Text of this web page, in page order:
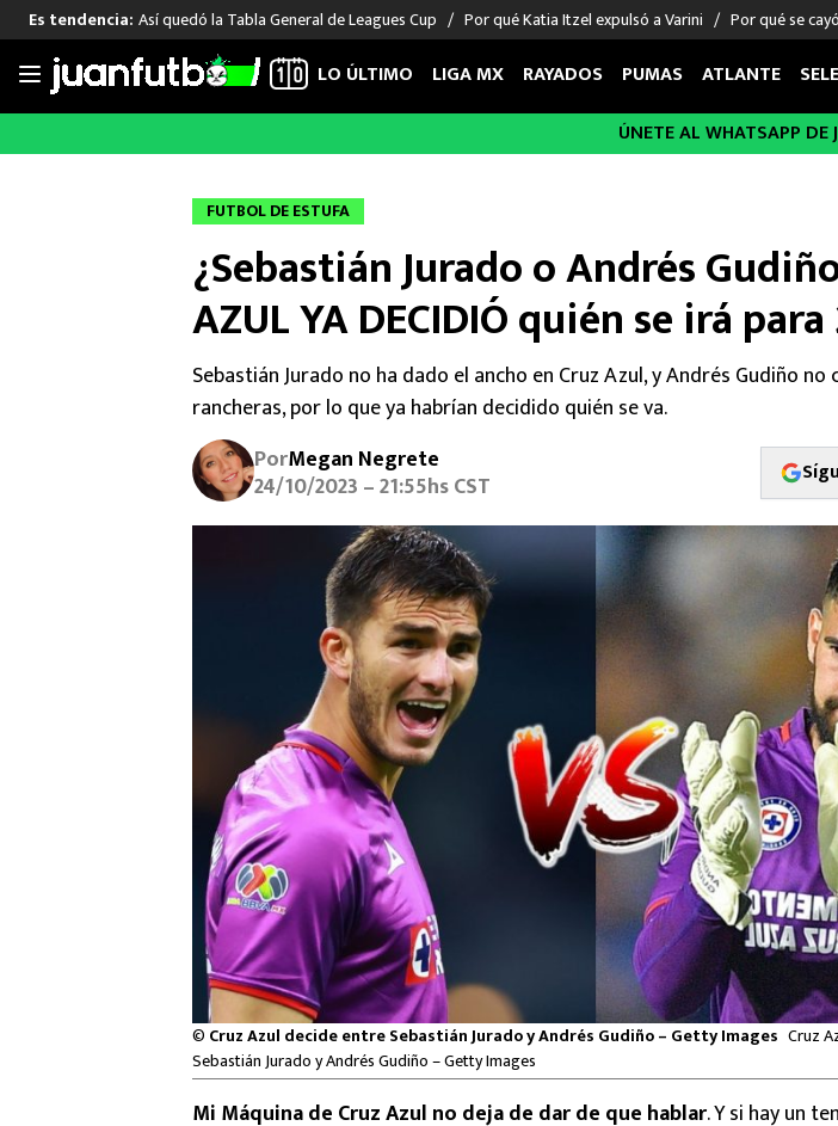
Saltar
Es tendencia: Así quedó la Tabla General de Leagues Cup Por qué Katia Itzel expulsó a Varini Por qué se
LIGA MX
Chivas de Guadalajara
FUT INTERNACIONAL
Las Noticias
Selección Mexicana
Champions League
Real Madrid
Barcelona
MEXICANOS EN EL EXTRANJERO
Memo Ochoa
Chino Huerta
Edson Álvarez
Santiago Giménez
Rodrigo Huescas
FIGURAS
Sergio
André
LO ÚLTIMO LIGA MX RAYADOS PUMAS ATLANTE
ÚNETE AL WHATSAPP DE
FUTBOL DE ESTUFA
¿Sebastián Jurado o Andrés
AZUL YA DECIDIÓ quién se irá
Sebastián Jurado no ha dado el ancho en Cruz Azul, y Andrés Gudiño no
rancheras, por lo que ya habrían decidido quién se va.
PorMegan Negrete
24/10/2023 – 21:55hs CST
© Cruz Azul decide entre Sebastián Jurado y Andrés Gudiño – Getty Images Cruz
Sebastián Jurado y Andrés Gudiño – Getty Images
Mi Máquina de Cruz Azul no deja de dar de que hablar. Y si hay un